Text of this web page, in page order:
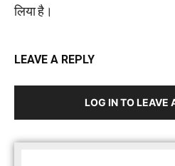
लिया है।
LEAVE A REPLY
LOG IN TO LEAVE